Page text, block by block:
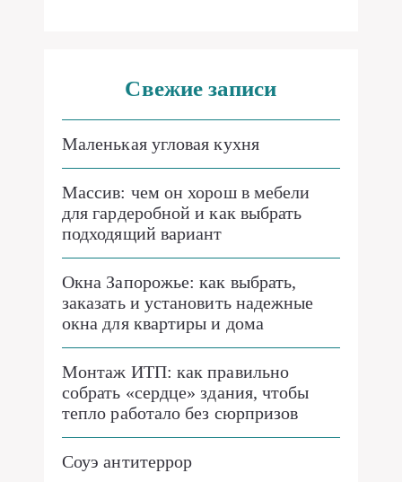
Свежие записи
Маленькая угловая кухня
Массив: чем он хорош в мебели
для гардеробной и как выбрать
подходящий вариант
Окна Запорожье: как выбрать,
заказать и установить надежные
окна для квартиры и дома
Монтаж ИТП: как правильно
собрать «сердце» здания, чтобы
тепло работало без сюрпризов
Соуэ антитеррор